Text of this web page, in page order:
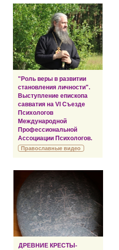
"Роль веры в развитии
становления личности".
Выступление епископа
савватия на VI Съезде
Психологов
Международной
Профессиональной
Ассоциации Психологов.
Православные видео
ДРЕВНИЕ КРЕСТЫ-